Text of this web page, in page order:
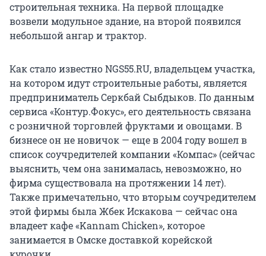
строительная техника. На первой площадке
возвели модульное здание, на второй появился
небольшой ангар и трактор.
Как стало известно NGS55.RU, владельцем участка,
на котором идут строительные работы, является
предприниматель Серкбай Сыбдыков. По данным
сервиса «Контур.Фокус», его деятельность связана
с розничной торговлей фруктами и овощами. В
бизнесе он не новичок — еще в 2004 году вошел в
список соучредителей компании «Компас» (сейчас
выяснить, чем она занималась, невозможно, но
фирма существовала на протяжении 14 лет).
Также примечательно, что вторым соучредителем
этой фирмы была Жбек Искакова — сейчас она
владеет кафе «Kannam Chicken», которое
занимается в Омске доставкой корейской